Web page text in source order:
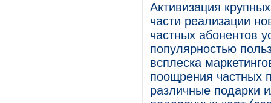
Активизация
части реализации
частных абонентов
популярностью
всплеска
поощрения частных
различные подарки